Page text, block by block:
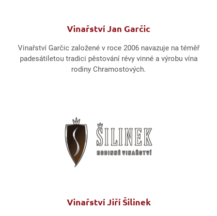
Vinařství Jan Garčic
Vinařství Garčic založené v roce 2006 navazuje na téměř
padesátiletou tradici pěstování révy vinné a výrobu vína
rodiny Chramostových.
Vinařství Jiří Šilinek